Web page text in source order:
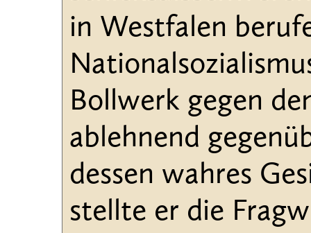
in Westfalen
Bollwerk gegen
ablehnend
dessen wahres
stellte er die